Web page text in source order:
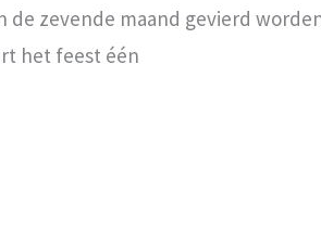
zevende maand gevierd
het feest één